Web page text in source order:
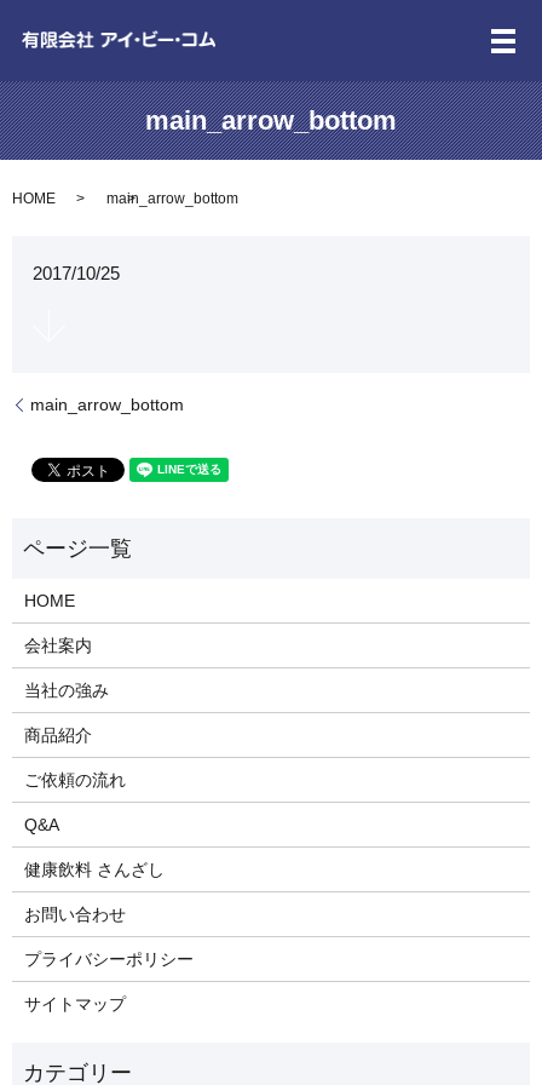
メ
main_arrow_bottom
HOME main_arrow_bottom
2017/10/25
main_arrow_bottom
HOME
会社案内
当社の強み
商品紹介
ご依頼の流れ
Q&A
健康飲料 さんざし
お問い合わせ
プライバシーポリシー
サイトマップ